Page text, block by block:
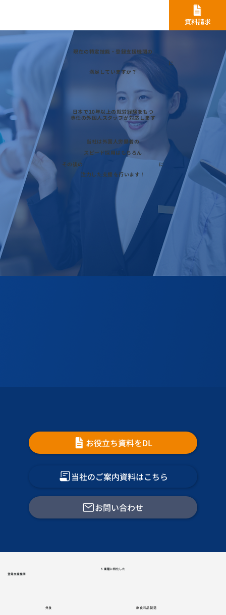
資料請求
現在の特定技能・登録支援機関​の
に
満足していますか？
日本で10年以上の就労経験をもつ
専任の外国人スタッフが対応します
当社は外国人労働者の
スピード採用はもちろん
その後の
​に
注力した 支援 を行います！
お役立ち資料をDL
当社のご案内資料はこちら
お問い合わせ
5 業種に特化した
登録支援機関
外食 飲食料品製造